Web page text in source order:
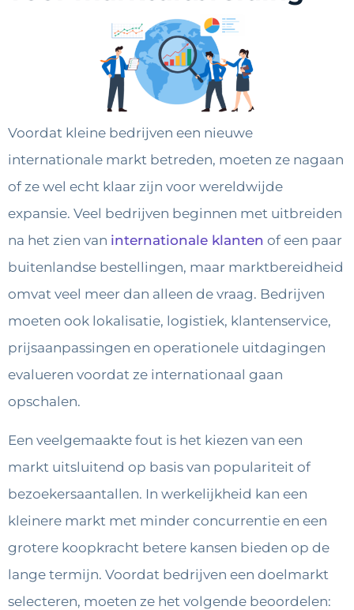
Voordat kleine bedrijven een nieuwe
internationale markt betreden, moeten ze nagaan
of ze wel echt klaar zijn voor wereldwijde
expansie. Veel bedrijven beginnen met uitbreiden
na het zien van internationale klanten of een paar
buitenlandse bestellingen, maar marktbereidheid
omvat veel meer dan alleen de vraag. Bedrijven
moeten ook lokalisatie, logistiek, klantenservice,
prijsaanpassingen en operationele uitdagingen
evalueren voordat ze internationaal gaan
opschalen.
Een veelgemaakte fout is het kiezen van een
markt uitsluitend op basis van populariteit of
bezoekersaantallen. In werkelijkheid kan een
kleinere markt met minder concurrentie en een
grotere koopkracht betere kansen bieden op de
lange termijn. Voordat bedrijven een doelmarkt
selecteren, moeten ze het volgende beoordelen: